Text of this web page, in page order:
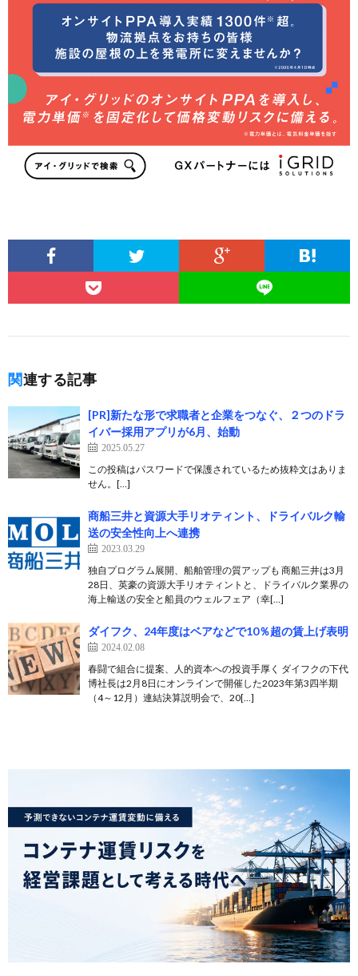
関連する記事
[PR]新たな形で求職者と企業をつなぐ、２つのドラ
イバー採用アプリが6月、始動
2025.05.27
この投稿はパスワードで保護されているため抜粋文はありま
せん。[…]
商船三井と資源大手リオティント、ドライバルク輸
送の安全性向上へ連携
2023.03.29
独自プログラム展開、船舶管理の質アップも 商船三井は3月
28日、英豪の資源大手リオティントと、ドライバルク業界の
海上輸送の安全と船員のウェルフェア（幸[…]
ダイフク、24年度はベアなどで10％超の賃上げ表明
2024.02.08
春闘で組合に提案、人的資本への投資手厚く ダイフクの下代
博社長は2月8日にオンラインで開催した2023年第3四半期
（4～12月）連結決算説明会で、20[…]